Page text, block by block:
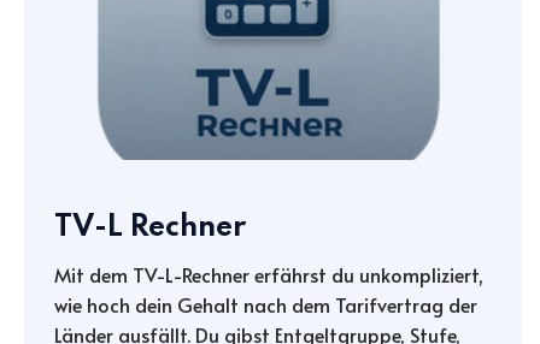
TV-L Rechner
Mit dem TV-L-Rechner erfährst du unkompliziert,
wie hoch dein Gehalt nach dem Tarifvertrag der
Länder ausfällt. Du gibst Entgeltgruppe, Stufe,